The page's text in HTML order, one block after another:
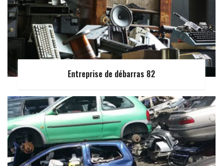
Entreprise de débarras 82